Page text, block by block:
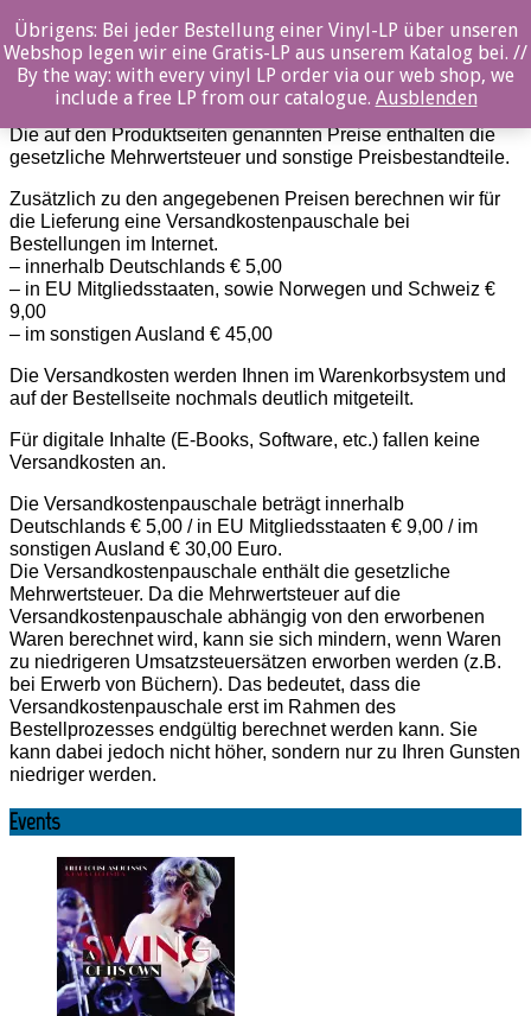
Versand & Lieferung
Preise, Versandkosten und Lieferinformationen
Die auf den Produktseiten genannten Preise enthalten die
gesetzliche Mehrwertsteuer und sonstige Preisbestandteile.
Zusätzlich zu den angegebenen Preisen berechnen wir für
die Lieferung eine Versandkostenpauschale bei
Bestellungen im Internet.
– innerhalb Deutschlands € 5,00
– in EU Mitgliedsstaaten, sowie Norwegen und Schweiz €
9,00
– im sonstigen Ausland € 45,00
Die Versandkosten werden Ihnen im Warenkorbsystem und
auf der Bestellseite nochmals deutlich mitgeteilt.
Für digitale Inhalte (E-Books, Software, etc.) fallen keine
Versandkosten an.
Die Versandkostenpauschale beträgt innerhalb
Deutschlands € 5,00 / in EU Mitgliedsstaaten € 9,00 / im
sonstigen Ausland € 30,00 Euro.
Die Versandkostenpauschale enthält die gesetzliche
Mehrwertsteuer. Da die Mehrwertsteuer auf die
Versandkostenpauschale abhängig von den erworbenen
Waren berechnet wird, kann sie sich mindern, wenn Waren
zu niedrigeren Umsatzsteuersätzen erworben werden (z.B.
bei Erwerb von Büchern). Das bedeutet, dass die
Versandkostenpauschale erst im Rahmen des
Bestellprozesses endgültig berechnet werden kann. Sie
kann dabei jedoch nicht höher, sondern nur zu Ihren Gunsten
niedriger werden.
Events
Übrigens: Bei jeder Bestellung einer Vinyl-LP über unseren
Webshop legen wir eine Gratis-LP aus unserem Katalog bei. //
By the way: with every vinyl LP order via our web shop, we
include a free LP from our catalogue. Ausblenden